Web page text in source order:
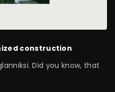
construction
Koulutus on tarjolla vain englanniksi. Did you know, that